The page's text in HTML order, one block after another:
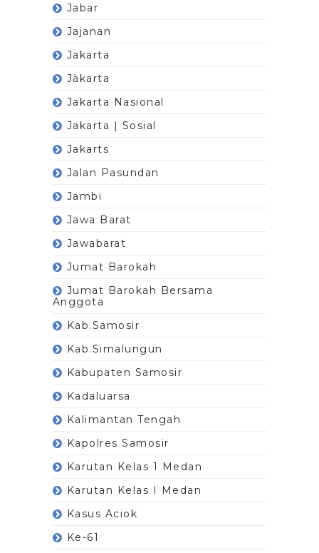
Jabar
Jajanan
Jakarta
Jàkarta
Jakarta Nasional
Jakarta | Sosial
Jakarts
Jalan Pasundan
Jambi
Jawa Barat
Jawabarat
Jumat Barokah
Jumat Barokah Bersama
Anggota
Kab.Samosir
Kab.Simalungun
Kabupaten Samosir
Kadaluarsa
Kalimantan Tengah
Kapolres Samosir
Karutan Kelas 1 Medan
Karutan Kelas I Medan
Kasus Aciok
Ke-61